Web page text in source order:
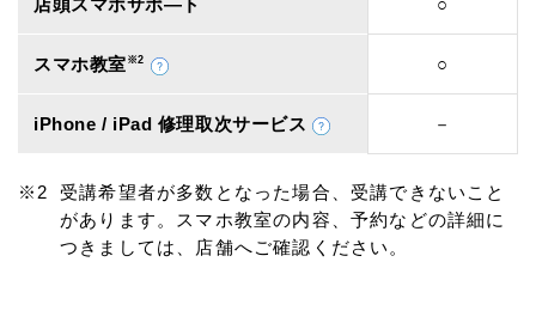
店頭スマホサポ―ト ○
スマホ教室 ※2 ○
iPhone / iPad 修理取次サービス －
受講希望者が多数となった場合、受講できないこと
があります。スマホ教室の内容、予約などの詳細に
つきましては、店舗へご確認ください。